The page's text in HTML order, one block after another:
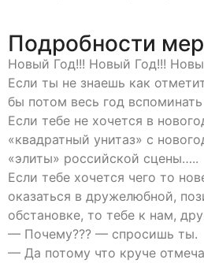
Подробности
Новый Год!!! Новый Год!!!
Если ты не знаешь как
бы потом весь год
Если тебе не хочется в
«квадратный унитаз» с
«элиты» российской сцены…..
Если тебе хочется чего то
оказаться в дружелюбной,
обстановке, то тебе к нам,
— Почему??? — спросишь ты.
— Да потому что круче